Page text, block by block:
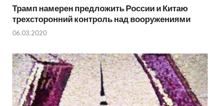
Трамп намерен предложить России и Китаю
трехсторонний контроль над вооружениями
06.03.2020